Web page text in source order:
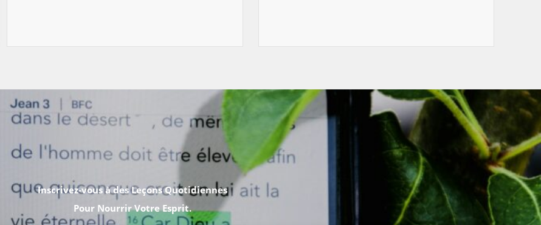
Inscrivez-vous à des Leçons Quotidiennes
Pour Nourrir Votre Esprit.